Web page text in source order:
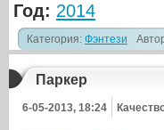
Год: 2014
Категория: Фэнтези
Паркер
6-05-2013, 18:24